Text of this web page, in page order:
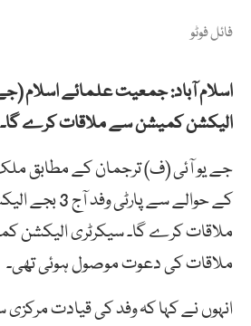
فائل فوٹو
اسلام آباد: جمعیت علمائے اسلام
الیکشن کمیشن سے ملاقات کرے گا۔
جے یو آئی (ف) ترجمان کے مطابق ملک
کے حوالے سے
ملاقات کرے گا۔ سیکرٹری
ملاقات کی دعوت موصول ہوئی تھی۔
انہوں نے کہا کہ وفد کی قیادت مرکزی